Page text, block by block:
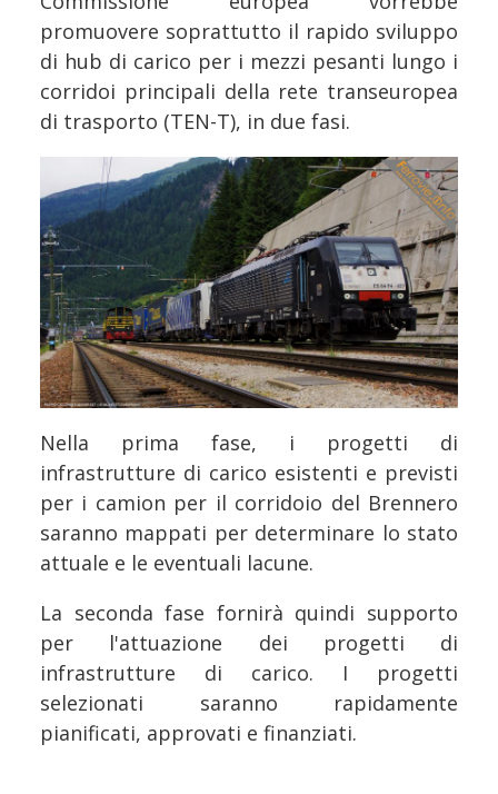
promuovere soprattutto il rapido sviluppo
di hub di carico per i mezzi pesanti lungo i
corridoi principali della rete transeuropea
di trasporto (TEN-T), in due fasi.
Nella prima fase, i progetti di
infrastrutture di carico esistenti e previsti
per i camion per il corridoio del Brennero
saranno mappati per determinare lo stato
attuale e le eventuali lacune.
La seconda fase fornirà quindi supporto
per l'attuazione dei progetti di
infrastrutture di carico. I progetti
selezionati saranno rapidamente
pianificati, approvati e finanziati.